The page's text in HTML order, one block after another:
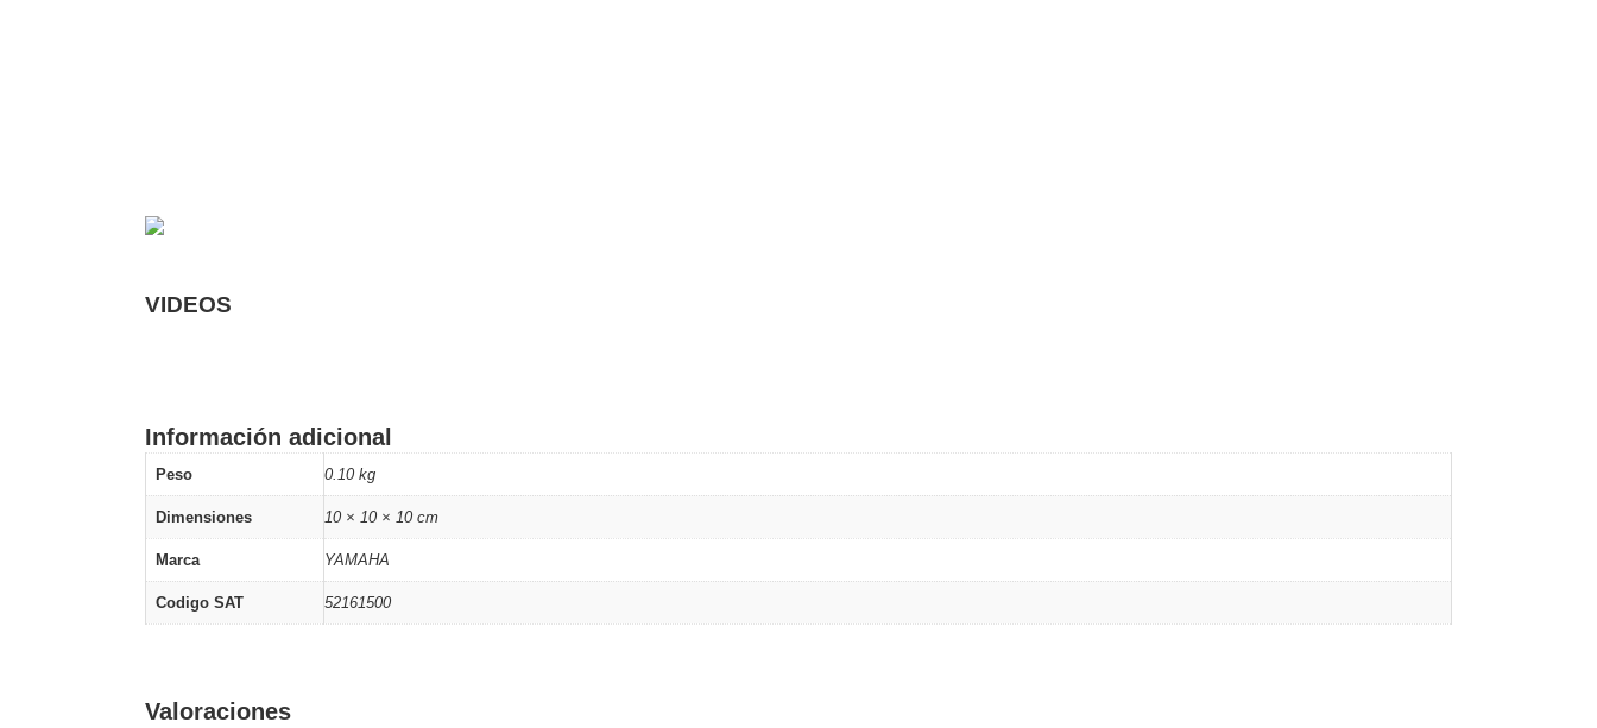
VIDEOS
Información adicional
Peso 0.10 kg
Dimensiones 10 × 10 × 10 cm
Marca YAMAHA
Codigo SAT 52161500
Valoraciones